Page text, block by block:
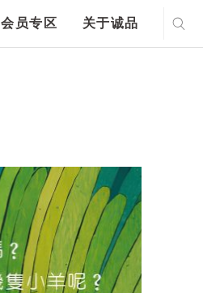
会员专区 关于诚品